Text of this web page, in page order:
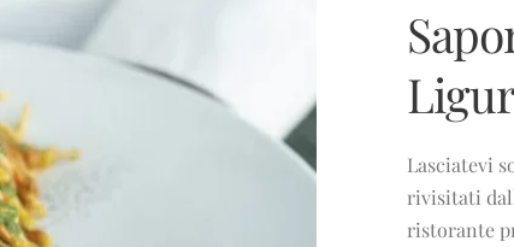
Lasciatevi
rivisitati
ristorante